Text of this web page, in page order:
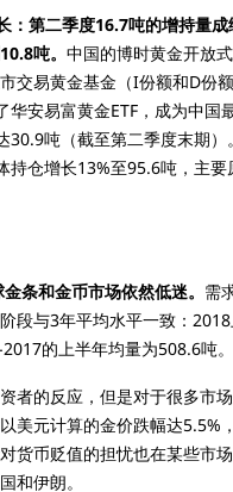
：第二季度16.7吨的增持量
吨。 中国的博时黄金开放
交易黄金基金（I份额和D份
华安易富黄金ETF，成为中国
30.9吨（截至第二季度末期）
持仓增长13%至95.6吨，主要
条和金币市场依然低迷。 需
段与3年平均水平一致：
的上半年均量为508.6吨。
者的反应，但是对于很多市
美元计算的金价跌幅达5.5%
货币贬值的担忧也在某些市
和伊朗。